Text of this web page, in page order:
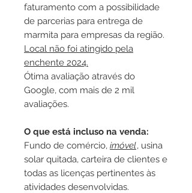
faturamento com a possibilidade
de parcerias para entrega de
marmita para empresas da região.
Local não foi atingido pela
enchente 2024.
Ótima avaliação através do
Google, com mais de 2 mil
avaliações.
O que está incluso na venda:
Fundo de comércio, imóvel, usina
solar quitada, carteira de clientes e
todas as licenças pertinentes às
atividades desenvolvidas.